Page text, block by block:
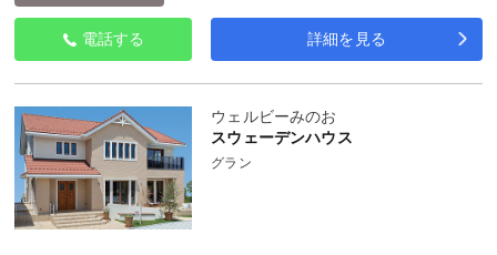
電話する 詳細を見る
ウェルビーみのお
スウェーデンハウス
グラン